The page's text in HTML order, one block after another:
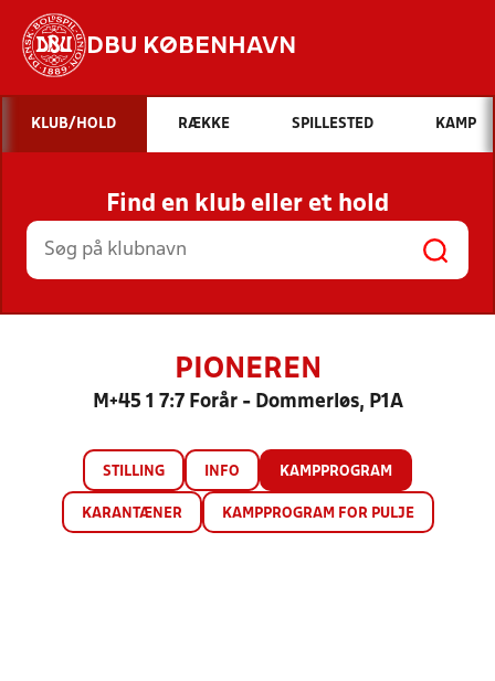
DBU KØBENHAVN
Hvad vil du søge efter?
INDHOLD OG NYHEDER
STILLINGER, RESULTATER, KLUBBER OG
HOLD
KLUB/HOLD RÆKKE SPILLESTED KAMP
Find en klub eller et hold
PIONEREN
M+45 1 7:7 Forår - Dommerløs, P1A
STILLING INFO KAMPPROGRAM
KARANTÆNER KAMPPROGRAM FOR PULJE